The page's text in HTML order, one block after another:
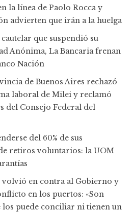
la línea de Paolo Rocca y
advierten que irán a la huelga
que suspendió su
Anónima, La Bancaria frenan
Nación
de Buenos Aires rechazó
laboral de Milei y reclamó
del Consejo Federal del
del 60% de sus
retiros voluntarios: la UOM
volvió en contra al Gobierno y
en los puertos: «Son
los puede conciliar ni tienen un